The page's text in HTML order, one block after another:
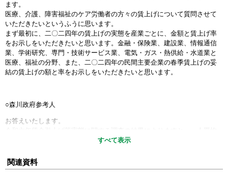
ます。
医療、介護、障害福祉のケア労働者の方々の賃上げについて質問させて
いただきたいというふうに思います。
まず最初に、二〇二四年の賃上げの実態を産業ごとに、金額と賃上げ率
をお示しをいただきたいと思います。金融・保険業、建設業、情報通信
業、学術研究、専門・技術サービス業、電気・ガス・熱供給・水道業と
医療、福祉の分野、また、二〇二四年の民間主要企業の春季賃上げの妥
結の賃上げの額と率をお示しをいただきたいと思います。
○森川政府参考人
お答えいたします。
賃金の改定額及び改定率は、金融業、保険業は一万五千四百六十五円で
万四千九百八十九円で四・三％、学術研究、専門・技術サービス業は一
万四千七百七十二円で四・四％、電気・ガス・熱供給・水道業は一万四
すべて表示
関連資料